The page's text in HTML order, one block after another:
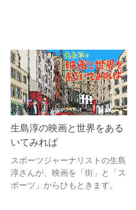
生島淳の映画と世界をある
いてみれば
スポーツジャーナリストの生島
淳さんが、映画を「街」と「ス
ポーツ」からひもときます。